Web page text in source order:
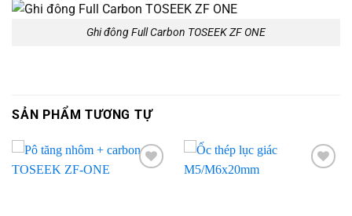
Ghi đông Full Carbon TOSEEK ZF ONE
SẢN PHẨM TƯƠNG TỰ